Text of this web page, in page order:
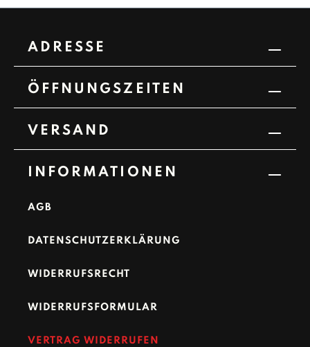
ADRESSE
ÖFFNUNGSZEITEN
VERSAND
INFORMATIONEN
AGB
DATENSCHUTZERKLÄRUNG
WIDERRUFSRECHT
WIDERRUFSFORMULAR
VERTRAG WIDERRUFEN